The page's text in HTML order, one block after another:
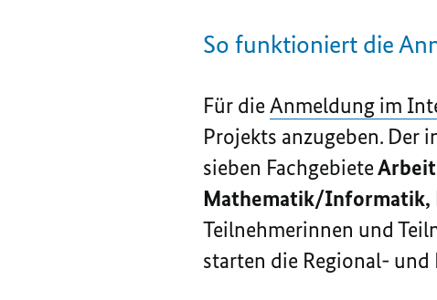
So funktioniert die
Für die Anmeldung im
Projekts anzugeben. Der
sieben Fachgebiete
Mathematik/Informatik,
Teilnehmerinnen und
starten die Regional-